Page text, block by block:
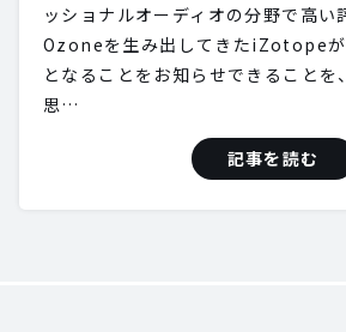
ッショナルオーディオの分野で高い
Ozoneを生み出してきたiZotope
となることをお知らせできることを
思…
記事を読む